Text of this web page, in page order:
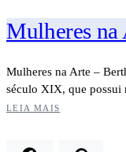
Mulheres
Mulheres na Arte –
século XIX, que
LEIA MAIS